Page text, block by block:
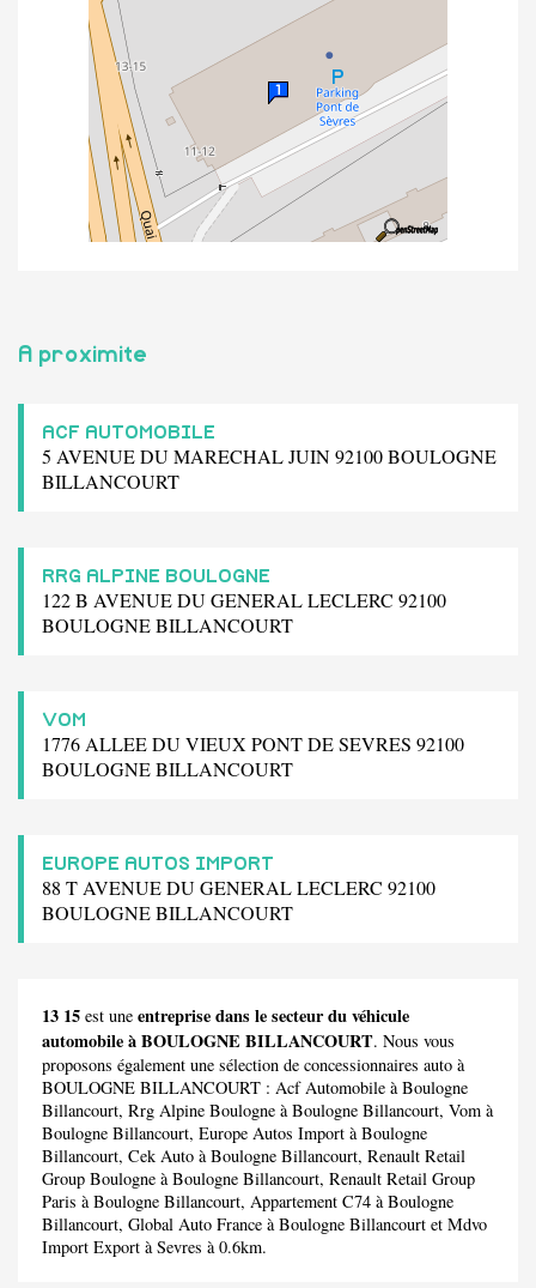
A proximite
ACF AUTOMOBILE
5 AVENUE DU MARECHAL JUIN 92100 BOULOGNE
BILLANCOURT
RRG ALPINE BOULOGNE
122 B AVENUE DU GENERAL LECLERC 92100
BOULOGNE BILLANCOURT
VOM
1776 ALLEE DU VIEUX PONT DE SEVRES 92100
BOULOGNE BILLANCOURT
EUROPE AUTOS IMPORT
88 T AVENUE DU GENERAL LECLERC 92100
BOULOGNE BILLANCOURT
13 15 est une entreprise dans le secteur du véhicule
automobile à BOULOGNE BILLANCOURT. Nous vous
proposons également une sélection de concessionnaires auto à
BOULOGNE BILLANCOURT : Acf Automobile à Boulogne
Billancourt, Rrg Alpine Boulogne à Boulogne Billancourt, Vom à
Boulogne Billancourt, Europe Autos Import à Boulogne
Billancourt, Cek Auto à Boulogne Billancourt, Renault Retail
Group Boulogne à Boulogne Billancourt, Renault Retail Group
Paris à Boulogne Billancourt, Appartement C74 à Boulogne
Billancourt, Global Auto France à Boulogne Billancourt et Mdvo
Import Export à Sevres à 0.6km.